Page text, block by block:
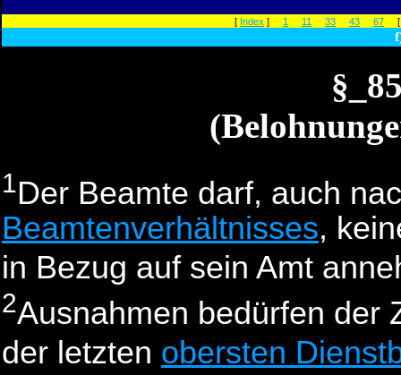
[ Index ] 1 11 33 43 67
1Der Beamte darf, auch
Beamtenverhältnisses,
in Bezug auf sein Amt
2Ausnahmen bedürfen der
der letzten obersten